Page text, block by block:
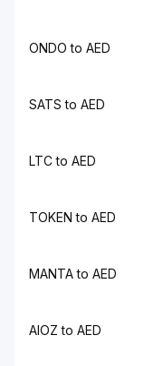
ONDO to AED
SATS to AED
LTC to AED
TOKEN to AED
MANTA to AED
AIOZ to AED